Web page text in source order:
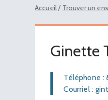
Accueil/ Trouver un
Ginette
Téléphone :
Courriel :